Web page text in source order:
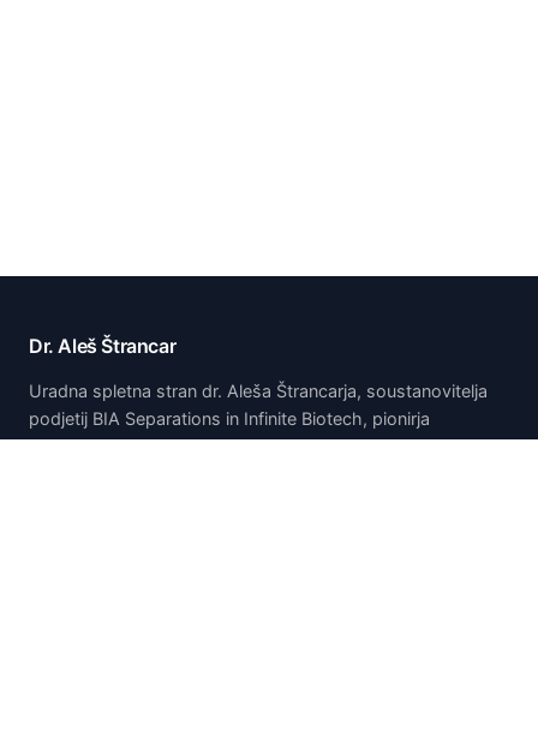
Dr. Aleš Štrancar
Uradna spletna stran dr. Aleša Štrancarja, soustanovitelja
podjetij BIA Separations in Infinite Biotech, pionirja
tehnologije monolitske kromatografije CIM.